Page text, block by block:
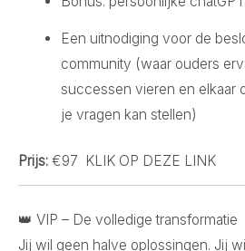
Een uitnodiging voor de
community (waar ouders
successen vieren en elkaar
je vragen kan stellen)
Prijs: €97 KLIK OP DEZE LINK
👑 VIP – De volledige transformatie
Jij wil geen halve oplossingen. Jij